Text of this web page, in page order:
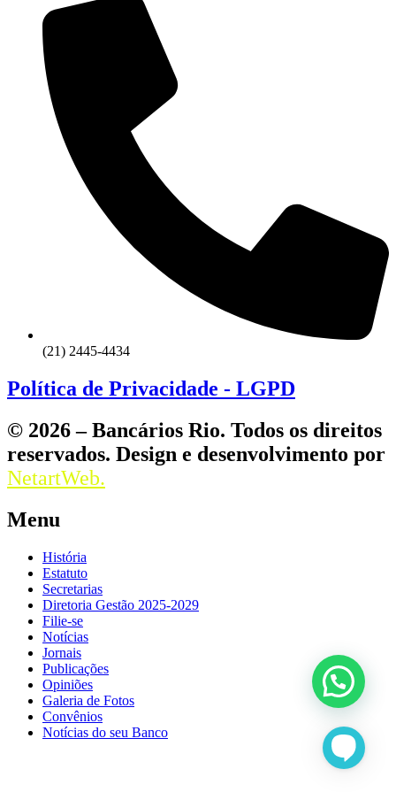
(21) 2445-4434
Política de Privacidade - LGPD
© 2026 – Bancários Rio. Todos os direitos
reservados. Design e desenvolvimento por
NetartWeb.
Menu
História
Estatuto
Secretarias
Diretoria Gestão 2025-2029
Filie-se
Notícias
Jornais
Publicações
Opiniões
Galeria de Fotos
Convênios
Notícias do seu Banco